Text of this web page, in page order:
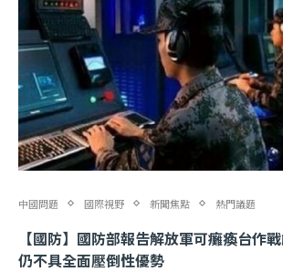
中國問題 國際視野 新聞焦點 熱門議題
【國防】國防部報告解放軍可癱瘓台作
仍不具全面壓倒性優勢